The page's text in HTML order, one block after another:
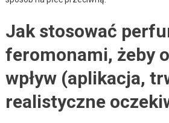
Jak stosować
feromonami, żeby
wpływ (aplikacja,
realistyczne